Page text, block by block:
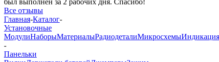
был выполнен за 2 рабочих дня. Спасибо!
Все отзывы
Главная-Каталог-
Установочные
МодулиНаборыМатериалыРадиодеталиМикросхемыИндикация
-
Панельки